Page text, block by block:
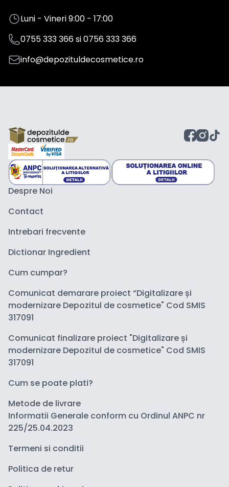
Luni - Vineri 9:00 - 17:00
0755 333 366si0756 333 366
info@depozituldecosmetice.ro
Despre Noi
Contact
Intrebari frecvente
Dictionar Ingredient
Cum cumpar?
Comunicat demarare proiect “Digitalizare și
modernizare Depozitul de cosmetice" Cod SMIS
317091
Comunicat finalizare proiect "Digitalizare și
modernizare Depozitul de cosmetice" Cod SMIS
317091
Cum se poate plati?
Metode de livrare
Informatii Generale conform cu Ordinul ANPC nr
225/25.04.2023
Termeni si conditii
Politica de retur